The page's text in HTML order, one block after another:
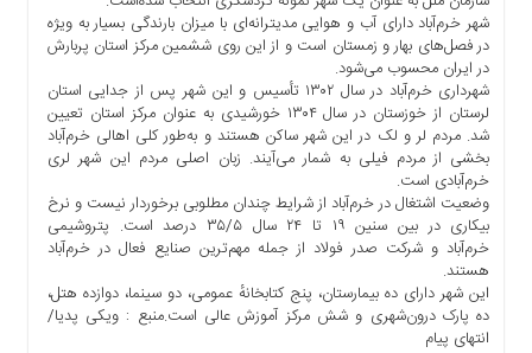
چند
رسانه
ارتباط
برگه
نمونه
تعرفه
درباره
شهر خرم‌آباد دارای آب و هوایی مدیترانه‌ای با میزان بارندگی بسیار به ویژه
در فصل‌های بهار و زمستان است و از این روی ششمین مرکز استان پربارش
در ایران محسوب می‌شود.
شهرداری خرم‌آباد در سال ۱۳۰۲ تأسیس و این شهر پس از جدایی استان
لرستان از خوزستان در سال ۱۳۰۴ خورشیدی به عنوان مرکز استان تعیین
شد. مردم لر و لک در این شهر ساکن هستند و به‌طور کلی اهالی خرم‌آباد
بخشی از مردم فیلی به‌ شمار می‌آیند. زبان اصلی مردم این شهر لری
خرم‌آبادی است.
وضعیت اشتغال در خرم‌آباد از شرایط چندان مطلوبی برخوردار نیست و نرخ
بیکاری در بین سنین ۱۹ تا ۲۴ سال ۳۵/۵ درصد است. پتروشیمی
خرم‌آباد و شرکت صدر فولاد از جمله مهم‌ترین صنایع فعال در خرم‌آباد
هستند.
این شهر دارای ده بیمارستان، پنج کتابخانهٔ عمومی، دو سینما، دوازده هتل،
ده پارک درون‌شهری و شش مرکز آموزش عالی است.منبع : ویکی پدیا/
انتهای پیام